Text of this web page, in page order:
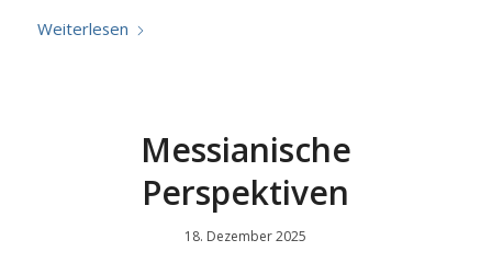
Weiterlesen
Messianische
Perspektiven
18. Dezember 2025